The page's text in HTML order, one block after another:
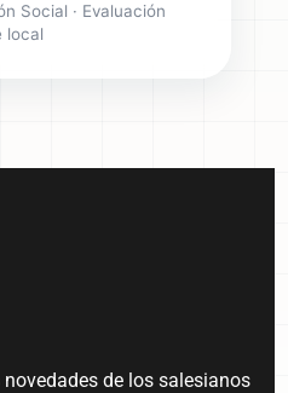
Social · Evaluación
local
de los salesianos